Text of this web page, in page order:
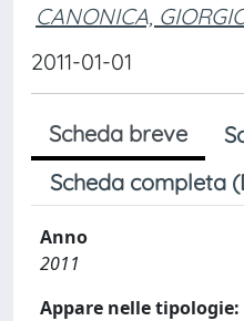
CANONICA,
2011-01-01
Scheda breve
Scheda completa
Anno
2011
Appare nelle tipologie: